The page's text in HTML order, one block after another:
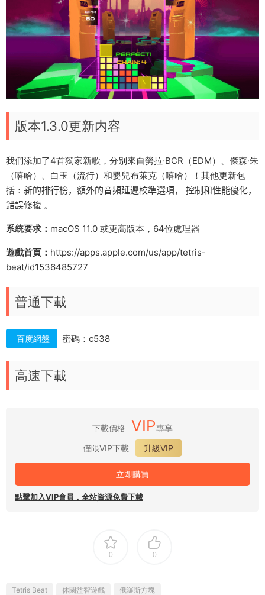
版本1.3.0更新内容
我們添加了4首獨家新歌，分别來自勞拉·BCR（EDM）、傑森·朱
（嘻哈）、白玉（流行）和嬰兒布萊克（嘻哈）！其他更新包
括： 新的排行榜， 額外的音頻延遲校準選項，
控制和性能優化，
錯誤修複 。
系統要求： macOS 11.0 或更高版本，64位處理器
遊戲首頁： https://apps.apple.com/us/app/tetris-
beat/id1536485727
普通下載
百度網盤 密碼：c538
高速下載
下載價格 VIP專享
僅限VIP下載
升級VIP
立即購買
點擊加入VIP會員，全站資源免費下載
0 0
Tetris Beat 休閑益智遊戲 俄羅斯方塊